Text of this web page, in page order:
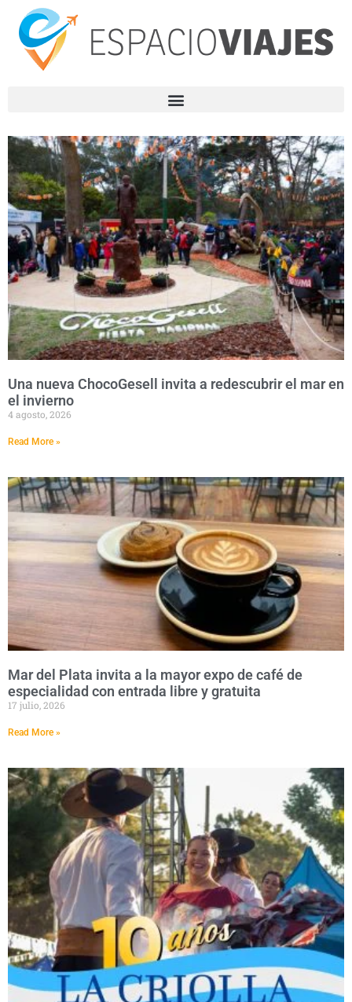
Una nueva ChocoGesell invita a redescubrir el mar en
el invierno
4 agosto, 2026
Read More »
Mar del Plata invita a la mayor expo de café de
especialidad con entrada libre y gratuita
17 julio, 2026
Read More »